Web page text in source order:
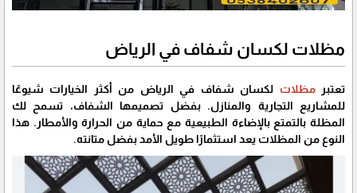
مظلات لكسان شفاف في الرياض
تعتبر مظلات لكسان شفاف في الرياض من أكثر الخيارات شيوعًا
للمشاريع التجارية والمنازل. بفضل تصميمها الشفاف، تسمح لك
المظلة بالتمتع بالإضاءة الطبيعية مع حماية من الحرارة والأمطار. هذا
النوع من المظلات يعد استثمارًا طويل الأمد بفضل متانته.